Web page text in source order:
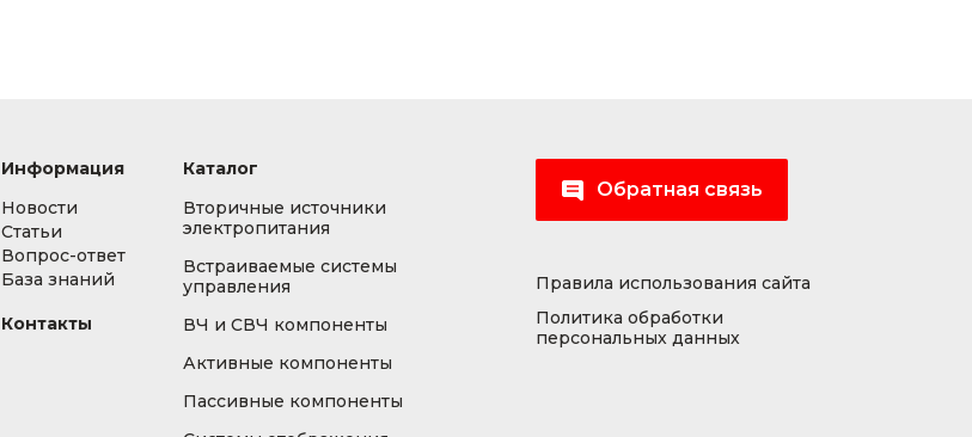
Информация
Новости
Статьи
Вопрос-ответ
База знаний
Контакты
Каталог
Вторичные источники
электропитания
Встраиваемые системы
управления
ВЧ и СВЧ компоненты
Активные компоненты
Пассивные компоненты
Обратная связь
Правила использования сайта
Политика обработки
персональных данных